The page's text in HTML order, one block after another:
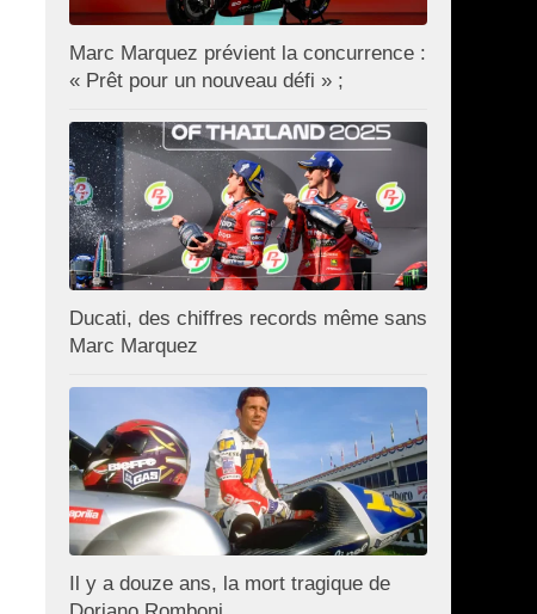
Marc Marquez prévient la concurrence :
« Prêt pour un nouveau défi » ;
Ducati, des chiffres records même sans
Marc Marquez
Il y a douze ans, la mort tragique de